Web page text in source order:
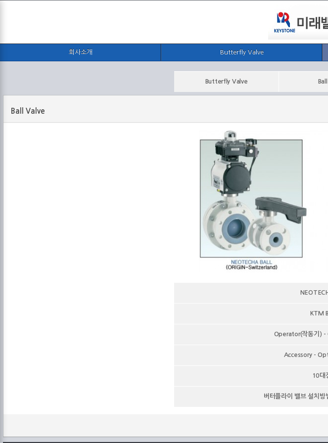
회사소개 Butterfly Valve
Butterfly Valve
Ball Valve
KTM
Operator(작동기) -
Accessory -
10대
버터플라이 밸브 설치방